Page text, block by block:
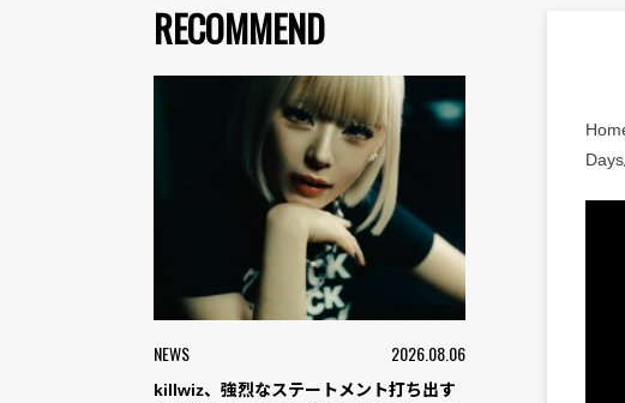
RECOMMEND
NEWS 2026.08.06
killwiz、強烈なステートメント打ち出す